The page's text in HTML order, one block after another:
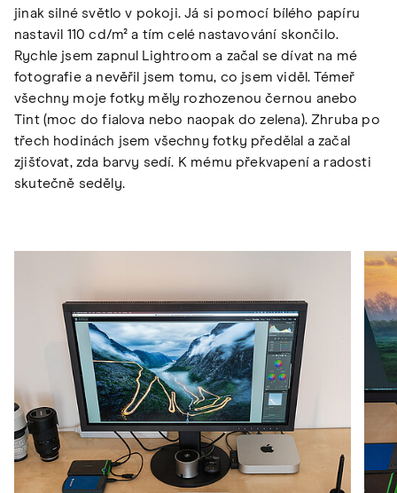
jinak silné světlo v pokoji. Já si pomocí bílého papíru
nastavil 110 cd/m² a tím celé nastavování skončilo.
Rychle jsem zapnul Lightroom a začal se dívat na mé
fotografie a nevěřil jsem tomu, co jsem viděl. Témeř
všechny moje fotky měly rozhozenou černou anebo
Tint (moc do fialova nebo naopak do zelena). Zhruba po
třech hodinách jsem všechny fotky předělal a začal
zjišťovat, zda barvy sedí. K mému překvapení a radosti
skutečně seděly.